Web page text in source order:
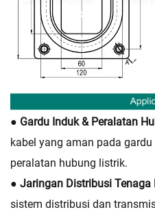
● Gardu Induk & Peralatan
kabel yang aman pada
peralatan hubung listrik.
● Jaringan Distribusi Tenaga
sistem distribusi dan